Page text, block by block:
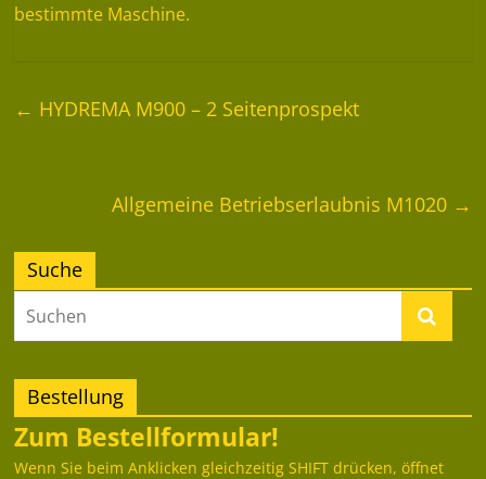
bestimmte Maschine.
← HYDREMA M900 – 2 Seitenprospekt
Allgemeine Betriebserlaubnis M1020 →
Suche
Bestellung
Zum Bestellformular!
Wenn Sie beim Anklicken gleichzeitig SHIFT drücken, öffnet